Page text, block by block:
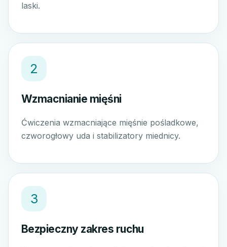
laski.
2
Wzmacnianie mięśni
Ćwiczenia wzmacniające mięśnie pośladkowe,
czworogłowy uda i stabilizatory miednicy.
3
Bezpieczny zakres ruchu